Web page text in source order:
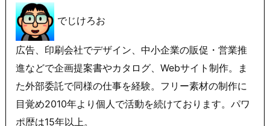
でじけろお
広告、印刷会社でデザイン、中小企業の販促・営業推
進などで企画提案書やカタログ、Webサイト制作。ま
た外部委託で同様の仕事を経験。フリー素材の制作に
目覚め2010年より個人で活動を続けております。パワ
ポ歴は15年以上。